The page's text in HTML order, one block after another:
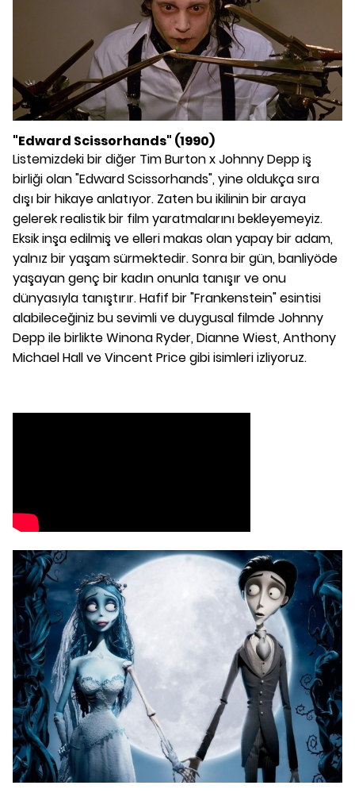
"Edward Scissorhands" (1990)
Listemizdeki bir diğer Tim Burton x Johnny Depp iş
birliği olan "Edward Scissorhands", yine oldukça sıra
dışı bir hikaye anlatıyor. Zaten bu ikilinin bir araya
gelerek realistik bir film yaratmalarını bekleyemeyiz.
Eksik inşa edilmiş ve elleri makas olan yapay bir adam,
yalnız bir yaşam sürmektedir. Sonra bir gün, banliyöde
yaşayan genç bir kadın onunla tanışır ve onu
dünyasıyla tanıştırır. Hafif bir "Frankenstein" esintisi
alabileceğiniz bu sevimli ve duygusal filmde Johnny
Depp ile birlikte Winona Ryder, Dianne Wiest, Anthony
Michael Hall ve Vincent Price gibi isimleri izliyoruz.